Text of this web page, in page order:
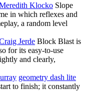
Klocko Slope
in which reflexes and
a random level
Jerde Block Blast is
for its easy-to-use
and clearly,
geometry dash lite
to finish; it constantly